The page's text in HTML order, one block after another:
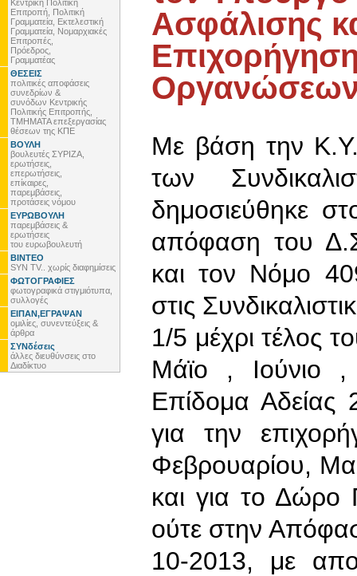
Κεντρική Πολιτική
Επιτροπή, Πολιτική
Γραμματεία, Εκτελεστική
Γραμματεία, Νομαρχιακές
Επιτροπές,
Πρόεδρος,
Γραμματέας
ΘΕΣΕΙΣ
πολιτικές αποφάσεις
συνεδρίων &
συνόδων Κεντρικής
Πολιτικής Επιτροπής,
ΤΜΗΜΑΤΑ επεξεργασίας
θέσεων της ΚΠΕ
ΒΟΥΛΗ
βουλευτές ΣΥΡΙΖΑ,
ερωτήσεις,
επερωτήσεις,
επίκαιρες,
παρεμβάσεις,
προτάσεις νόμου
ΕΥΡΩΒΟΥΛΗ
παρεμβάσεις &
ερωτήσεις
του ευρωβουλευτή
ΒΙΝΤΕΟ
SYN TV.. χωρίς διαφημίσεις
ΦΩΤΟΓΡΑΦΙΕΣ
φωτογραφικά στιγμιότυπα,
συλλογές
ΕΙΠΑΝ,ΕΓΡΑΨΑΝ
ομιλίες, συνεντεύξεις &
άρθρα
ΣΥΝδέσεις
άλλες διευθύνσεις στο
Διαδίκτυο
Ασφάλισης
Οργανώσεων
Με βάση την
των
δημοσιεύθηκε
απόφαση του
και τον Νόμο
στις
1/5 μέχρι τέλος
Μάϊο , Ιούνιο
Επίδομα Αδείας
για την
Φεβρουαρίου,
και για το
ούτε στην
10-2013, με